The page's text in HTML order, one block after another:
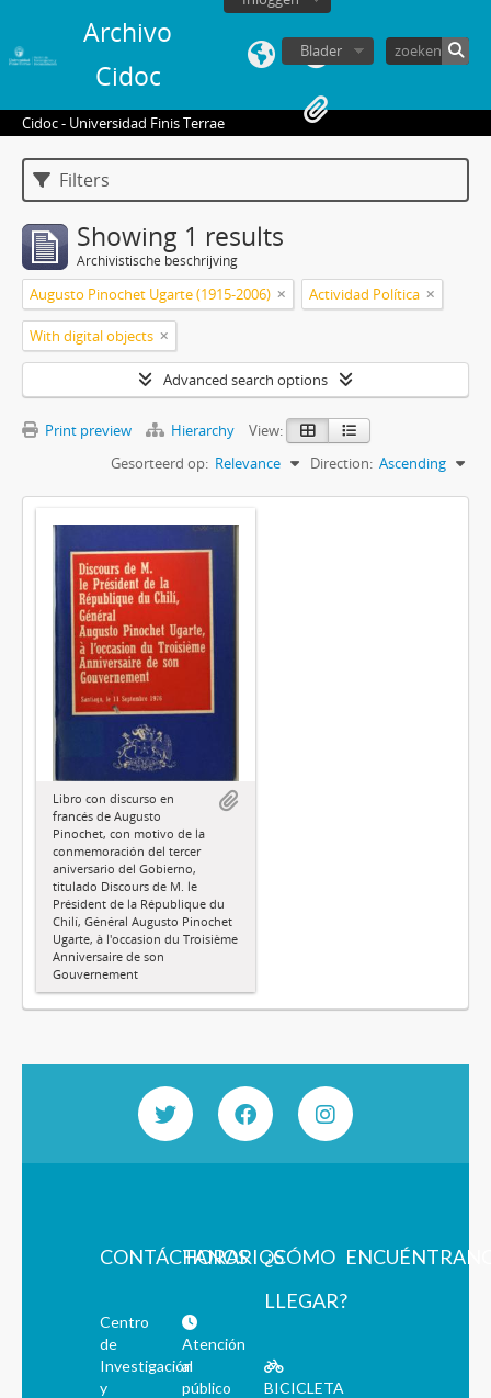
Archivo
Cidoc
Blader
Cidoc - Universidad Finis Terrae
Filters
Showing 1 results
Archivistische beschrijving
Augusto Pinochet Ugarte (1915-2006) Actividad Política
With digital objects
Advanced search options
Print preview Hierarchy
View:
Gesorteerd op: Relevance Direction: Ascending
Libro con discurso en
francés de Augusto
Pinochet, con motivo de la
conmemoración del tercer
aniversario del Gobierno,
titulado Discours de M. le
Président de la République du
Chilí, Général Augusto Pinochet
Ugarte, à l'occasion du Troisième
Anniversaire de son
Gouvernement
CONTÁCTANOS
Centro
de
Investigación
y
HORARIOS
Atención
al
público
¿CÓMO
LLEGAR?
BICICLETA